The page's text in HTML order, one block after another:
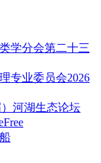
学分会第二十三
专业委员会2026
河湖生态论坛